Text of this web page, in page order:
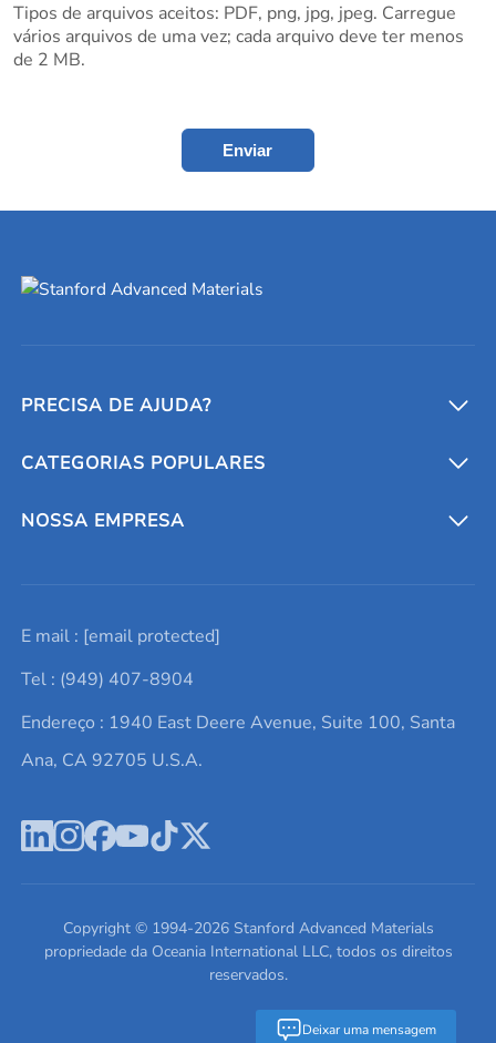
Tipos de arquivos aceitos: PDF, png, jpg, jpeg. Carregue
vários arquivos de uma vez; cada arquivo deve ter menos
de 2 MB.
Enviar
Deixar uma mensagem
PRECISA DE AJUDA?
Conversores e calculadoras
Entre em contato conosco
Lista de consultas
Termos e Condições
Política de Privacidade
CATEGORIAS POPULARES
Metais refratários
Elementos de terras raras
Alvos de pulverização catódica
Ácido hialurônico
NOSSA EMPRESA
Promoções atuais
Notícias e blogs
Estudos de caso
Escreva para nós
E mail : [email protected]
Tel : (949) 407-8904
Endereço : 1940 East Deere Avenue, Suite 100, Santa
Ana, CA 92705 U.S.A.
Copyright © 1994-2026Stanford Advanced Materials
propriedade da Oceania International LLC, todos os direitos
reservados.